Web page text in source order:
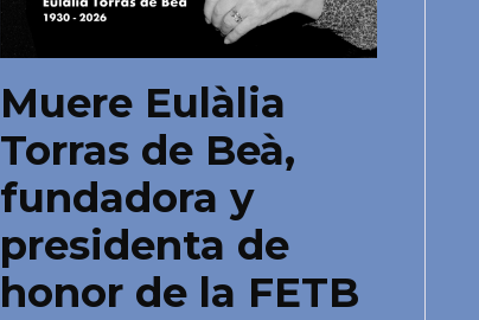
Muere Eulàlia
Torras de Beà,
fundadora y
presidenta de
honor de la FETB